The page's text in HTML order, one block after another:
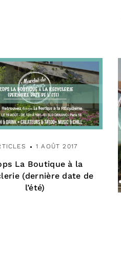
1 AOÛT 2017
La Boutique à la
(dernière date de
l’été)